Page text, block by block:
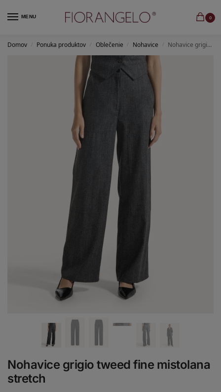
MENU 0
Domov Ponuka produktov Oblečenie Nohavice Nohavice grigio tweed fine mistolana stretch
Nohavice grigio tweed fine mistolana
stretch